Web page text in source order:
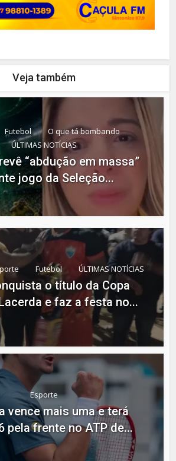
Veja também
Futebol
O que tá bombando
ÚLTIMAS NOTÍCIAS
“abdução em massa”
jogo da Seleção...
Futebol ÚLTIMAS NOTÍCIAS
o título da Copa
e faz a festa no...
Esporte
vence mais uma e terá
pela frente no ATP de...